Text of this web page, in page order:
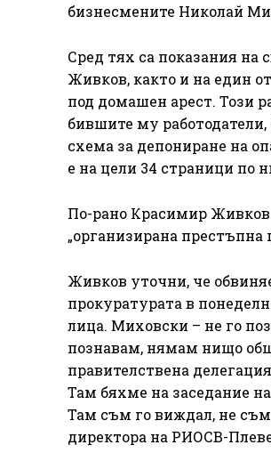
бизнесмените Николай
Сред тях са показания на
Живков, както и на един
под домашен арест. Този
бившите му
схема за депониране на
е на цели 34 страници по
По-рано Красимир Живков
„организирана престъпна
Живков уточни, че
прокуратурата в
лица. Миховски – не го
познавам, нямам нищо
правителствена
Там бяхме на заседание
Там съм го виждал, не
директора на РИОСВ-